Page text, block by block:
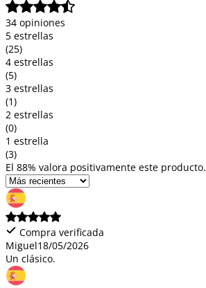
34 opiniones
5 estrellas
(25)
4 estrellas
(5)
3 estrellas
(1)
2 estrellas
(0)
1 estrella
(3)
El 88% valora positivamente este producto.
Compra verificada
Miguel18/05/2026
Un clásico.